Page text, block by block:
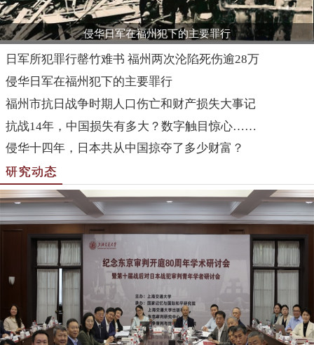
侵华日军在福州犯下的主要罪行
日军所犯罪行罄竹难书 福州两次沦陷死伤逾28万
侵华日军在福州犯下的主要罪行
福州市抗日战争时期人口伤亡和财产损失大事记
抗战14年，中国损失有多大？数字触目惊心……
侵华十四年，日本共从中国掠夺了多少财富？
研究动态